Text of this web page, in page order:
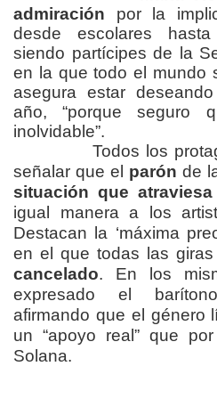
admiración por la
desde escolares
siendo partícipes de la
en la que todo el mundo
asegura estar
año, “porque seguro
inolvidable”.
Todos los
señalar que el parón de
situación que
igual manera a los
Destacan la ‘máxima
en el que todas las
cancelado. En los
expresado el
afirmando que el género
un “apoyo real” que
Solana.